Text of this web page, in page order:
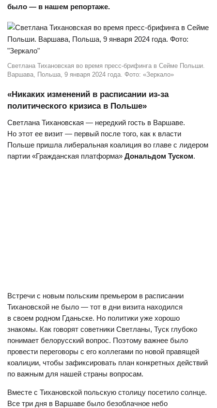
было — в нашем репортаже.
Светлана Тихановская во время пресс-брифинга в Сейме Польши.
Варшава, Польша, 9 января 2024 года. Фото: «Зеркало»
«Никаких изменений в расписании из-за
политического кризиса в Польше»
Светлана Тихановская — нередкий гость в Варшаве.
Но этот ее визит — первый после того, как к власти
Польше пришла либеральная коалиция во главе с лидером
партии «Гражданская платформа» Дональдом Туском.
Встречи с новым польским премьером в расписании
Тихановской не было — тот в дни визита находился
в своем родном Гданьске. Но политики уже хорошо
знакомы. Как говорят советники Светланы, Туск глубоко
понимает белорусский вопрос. Поэтому важнее было
провести переговоры с его коллегами по новой правящей
коалиции, чтобы зафиксировать план конкретных действий
по важным для нашей страны вопросам.
Вместе с Тихановской польскую столицу посетило солнце.
Все три дня в Варшаве было безоблачное небо